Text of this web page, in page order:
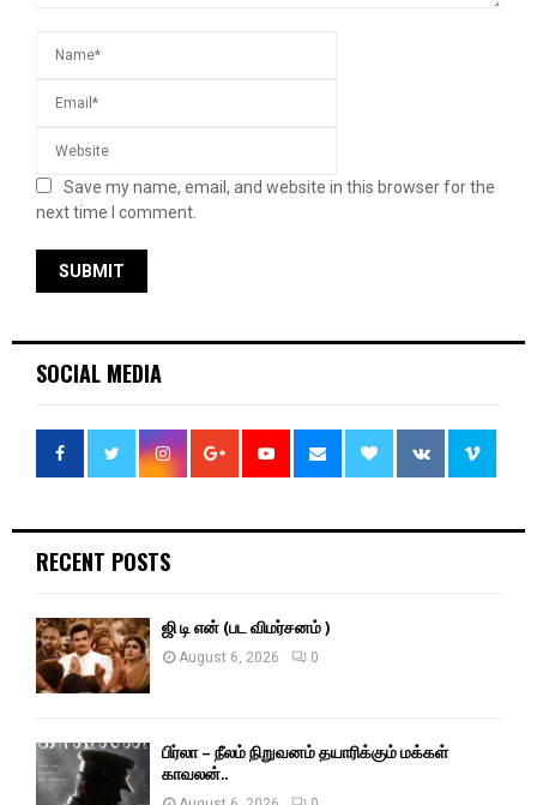
Save my name, email, and website in this browser for the
next time I comment.
SOCIAL MEDIA
RECENT POSTS
ஜி டி என் (பட விமர்சனம் )
August 6, 2026 0
பிர்லா – நீலம் நிறுவனம் தயாரிக்கும் மக்கள்
காவலன்..